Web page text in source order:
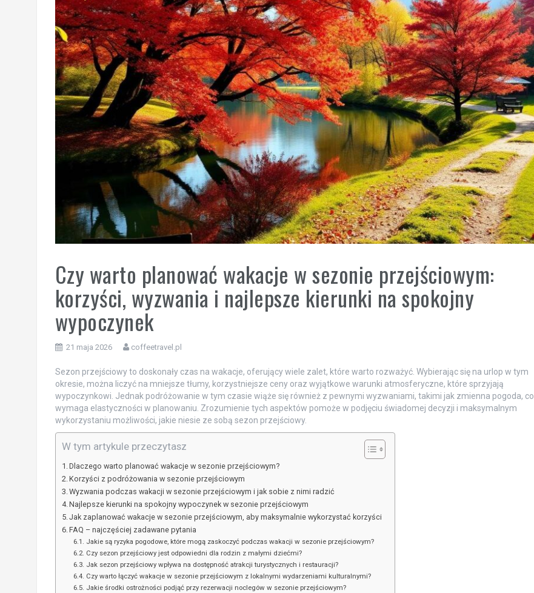
Czy warto planować wakacje w sezonie przejściowym:
korzyści, wyzwania i najlepsze kierunki na spokojny
wypoczynek
21 maja 2026 coffeetravel.pl
Sezon przejściowy to doskonały czas na wakacje, oferujący wiele zalet, które warto rozważyć. Wybierając się na urlop w tym
okresie, można liczyć na mniejsze tłumy, korzystniejsze ceny oraz wyjątkowe warunki atmosferyczne, które sprzyjają
wypoczynkowi. Jednak podróżowanie w tym czasie wiąże się również z pewnymi wyzwaniami, takimi jak zmienna pogoda, co
wymaga elastyczności w planowaniu. Zrozumienie tych aspektów pomoże w podjęciu świadomej decyzji i maksymalnym
wykorzystaniu możliwości, jakie niesie ze sobą sezon przejściowy.
W tym artykule przeczytasz
Dlaczego warto planować wakacje w sezonie przejściowym?
Korzyści z podróżowania w sezonie przejściowym
Wyzwania podczas wakacji w sezonie przejściowym i jak sobie z nimi radzić
Najlepsze kierunki na spokojny wypoczynek w sezonie przejściowym
Jak zaplanować wakacje w sezonie przejściowym, aby maksymalnie wykorzystać korzyści
FAQ – najczęściej zadawane pytania
Jakie są ryzyka pogodowe, które mogą zaskoczyć podczas wakacji w sezonie przejściowym?
Czy sezon przejściowy jest odpowiedni dla rodzin z małymi dziećmi?
Jak sezon przejściowy wpływa na dostępność atrakcji turystycznych i restauracji?
Czy warto łączyć wakacje w sezonie przejściowym z lokalnymi wydarzeniami kulturalnymi?
Jakie środki ostrożności podjąć przy rezerwacji noclegów w sezonie przejściowym?